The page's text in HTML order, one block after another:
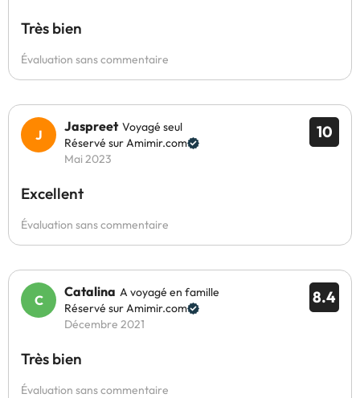
Très bien
Évaluation sans commentaire
10
Jaspreet Voyagé seul
Réservé sur Amimir.com
Mai 2023
Excellent
Évaluation sans commentaire
8.4
Catalina A voyagé en famille
Réservé sur Amimir.com
Décembre 2021
Très bien
Évaluation sans commentaire